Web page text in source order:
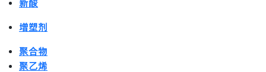
新酸
增塑剂
聚合物
聚乙烯